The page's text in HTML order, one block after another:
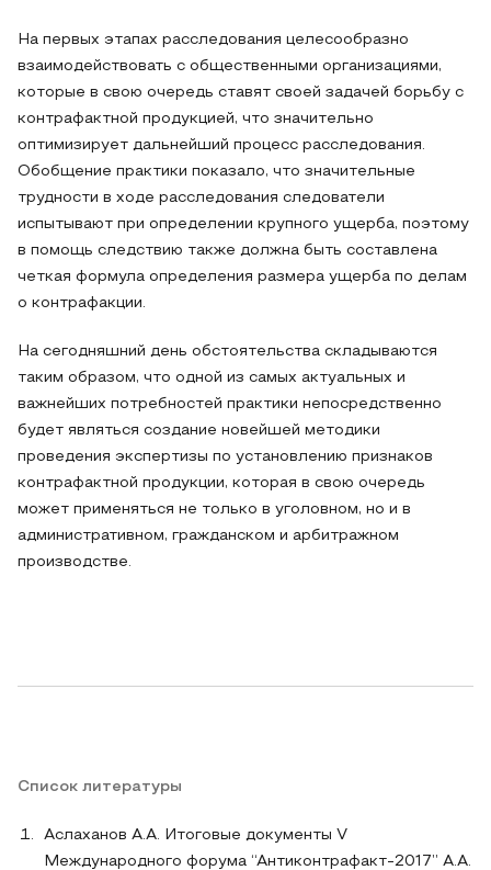
На первых этапах расследования целесообразно
взаимодействовать с общественными организациями,
которые в свою очередь ставят своей задачей борьбу с
контрафактной продукцией, что значительно
оптимизирует дальнейший процесс расследования.
Обобщение практики показало, что значительные
трудности в ходе расследования следователи
испытывают при определении крупного ущерба, поэтому
в помощь следствию также должна быть составлена
четкая формула определения размера ущерба по делам
о контрафакции.
На сегодняшний день обстоятельства складываются
таким образом, что одной из самых актуальных и
важнейших потребностей практики непосредственно
будет являться создание новейшей методики
проведения экспертизы по установлению признаков
контрафактной продукции, которая в свою очередь
может применяться не только в уголовном, но и в
административном, гражданском и арбитражном
производстве.
Список литературы
Аслаханов А.А. Итоговые документы V
Международного форума “Антиконтрафакт-2017” A.A.